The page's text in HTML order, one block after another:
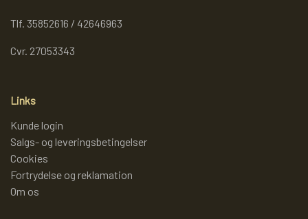
Tlf. 35852616 / 42646963
Cvr. 27053343
Links
Kunde login
Salgs- og leveringsbetingelser
Cookies
Fortrydelse og reklamation
Om os